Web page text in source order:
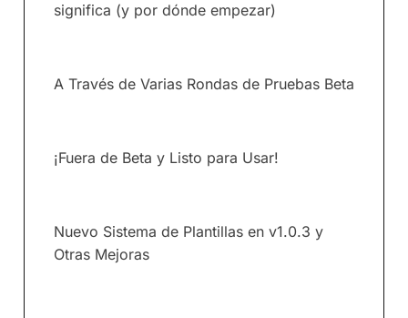
significa (y por dónde empezar)
A Través de Varias Rondas de Pruebas Beta
¡Fuera de Beta y Listo para Usar!
Nuevo Sistema de Plantillas en v1.0.3 y
Otras Mejoras